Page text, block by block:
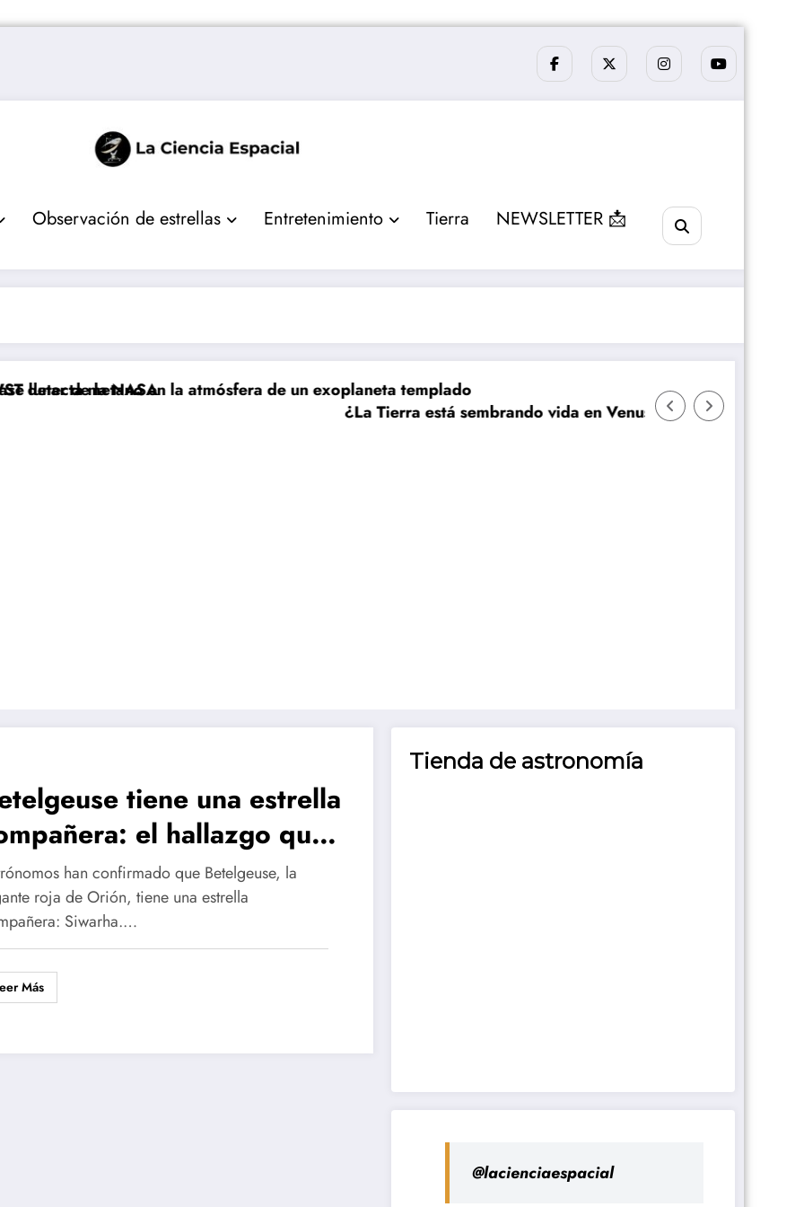
Observación de estrellas Entretenimiento Tierra NEWSLETTER 📩
de la NASA
metano en la atmósfera de un exoplaneta templado
¿La Tierra está sembrando vida en Venus? Un nuevo estudio
El telescopio
tiene una estrella
el hallazgo que
su destino cósmico
han confirmado que Betelgeuse, la
roja de Orión, tiene una estrella
Siwarha.…
Más
Tienda de astronomía
@lacienciaespacial